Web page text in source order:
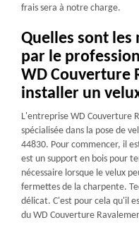
frais sera à notre charge.
Quelles sont les
par le
WD Couverture
installer un
L'entreprise WD Couverture
spécialisée dans la pose de
44830. Pour commencer, il
est un support en bois pour
nécessaire lorsque le velux
fermettes de la charpente.
délicat. C'est pour cela qu'il
du WD Couverture